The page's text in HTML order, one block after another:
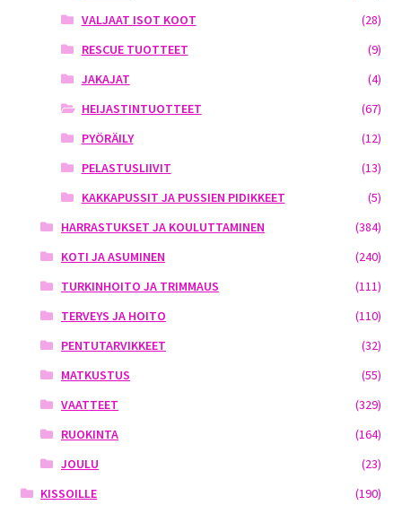
VALJAAT ISOT KOOT
(28)
RESCUE TUOTTEET
(9)
JAKAJAT
(4)
HEIJASTINTUOTTEET
(67)
PYÖRÄILY
(12)
PELASTUSLIIVIT
(13)
KAKKAPUSSIT JA PUSSIEN PIDIKKEET
(5)
HARRASTUKSET JA KOULUTTAMINEN
(384)
KOTI JA ASUMINEN
(240)
TURKINHOITO JA TRIMMAUS
(111)
TERVEYS JA HOITO
(110)
PENTUTARVIKKEET
(32)
MATKUSTUS
(55)
VAATTEET
(329)
RUOKINTA
(164)
JOULU
(23)
KISSOILLE
(190)